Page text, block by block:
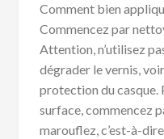
Comment bien
Commencez par
Attention, n’utilisez
dégrader le vernis,
protection du casque.
surface, commencez
marouflez, c’est-à-